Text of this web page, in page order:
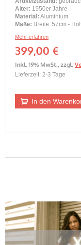
Alter: 1950er Jahre
Material: Aluminium
Maße: Breite: 57cm -
Mehr erfahren
399,00 €
Inkl. 19% MwSt., zzgl.
Lieferzeit: 2-3 Tage
In den